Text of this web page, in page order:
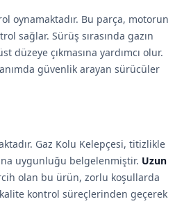
oynamaktadır. Bu parça, motorun
sağlar. Sürüş sırasında gazın
çıkmasına yardımcı olur.
güvenlik arayan sürücüler
Gaz Kolu Kelepçesi, titizlikle
uygunluğu belgelenmiştir. Uzun
olan bu ürün, zorlu koşullarda
kalite kontrol süreçlerinden geçerek